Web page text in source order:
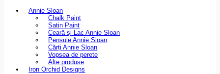
Annie Sloan
Chalk Paint
Satin Paint
Ceară și Lac Annie Sloan
Pensule Annie Sloan
Cărți Annie Sloan
Vopsea de perete
Alte produse
Iron Orchid Designs